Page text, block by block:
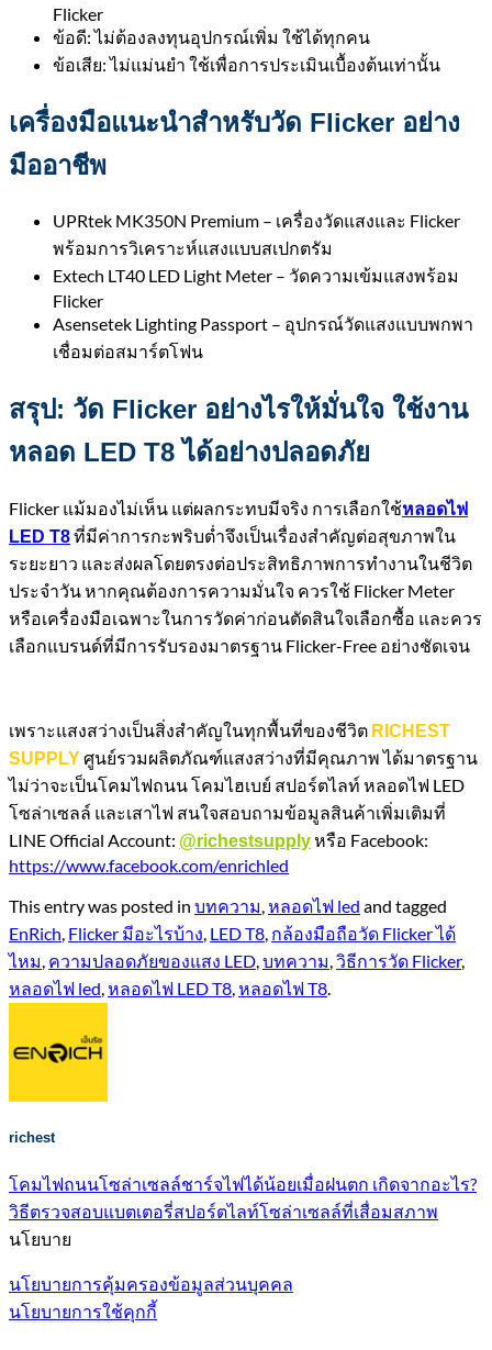
Flicker
ข้อดี: ไม่ต้องลงทุนอุปกรณ์เพิ่ม ใช้ได้ทุกคน
ข้อเสีย: ไม่แม่นยำ ใช้เพื่อการประเมินเบื้องต้นเท่านั้น
เครื่องมือแนะนำสำหรับวัด Flicker อย่าง
มืออาชีพ
UPRtek MK350N Premium – เครื่องวัดแสงและ Flicker
พร้อมการวิเคราะห์แสงแบบสเปกตรัม
Extech LT40 LED Light Meter – วัดความเข้มแสงพร้อม
Flicker
Asensetek Lighting Passport – อุปกรณ์วัดแสงแบบพกพา
เชื่อมต่อสมาร์ตโฟน
สรุป: วัด Flicker อย่างไรให้มั่นใจ ใช้งาน
หลอด LED T8 ได้อย่างปลอดภัย
Flicker แม้มองไม่เห็น แต่ผลกระทบมีจริง การเลือกใช้หลอดไฟ
LED T8ที่มีค่าการกะพริบต่ำจึงเป็นเรื่องสำคัญต่อสุขภาพใน
ระยะยาว และส่งผลโดยตรงต่อประสิทธิภาพการทำงานในชีวิต
ประจำวัน หากคุณต้องการความมั่นใจ ควรใช้ Flicker Meter
หรือเครื่องมือเฉพาะในการวัดค่าก่อนตัดสินใจเลือกซื้อ และควร
เลือกแบรนด์ที่มีการรับรองมาตรฐาน Flicker-Free อย่างชัดเจน
เพราะแสงสว่างเป็นสิ่งสำคัญในทุกพื้นที่ของชีวิต RICHEST
SUPPLYศูนย์รวมผลิตภัณฑ์แสงสว่างที่มีคุณภาพ ได้มาตรฐาน
ไม่ว่าจะเป็นโคมไฟถนน โคมไฮเบย์ สปอร์ตไลท์ หลอดไฟ LED
โซล่าเซลล์ และเสาไฟ สนใจสอบถามข้อมูลสินค้าเพิ่มเติมที่
LINE Official Account: @richestsupplyหรือ Facebook:
https://www.facebook.com/enrichled
This entry was posted in บทความ,หลอดไฟ led and tagged
EnRich, Flicker มีอะไรบ้าง, LED T8, กล้องมือถือวัด Flicker ได้
ไหม, ความปลอดภัยของแสง LED,บทความ,วิธีการวัด Flicker,
หลอดไฟ led,หลอดไฟ LED T8,หลอดไฟ T8.
richest
โคมไฟถนนโซล่าเซลล์ชาร์จไฟได้น้อยเมื่อฝนตก เกิดจากอะไร?
วิธีตรวจสอบแบตเตอรี่สปอร์ตไลท์โซล่าเซลล์ที่เสื่อมสภาพ
นโยบาย
นโยบายการคุ้มครองข้อมูลส่วนบุคคล
นโยบายการใช้คุกกี้